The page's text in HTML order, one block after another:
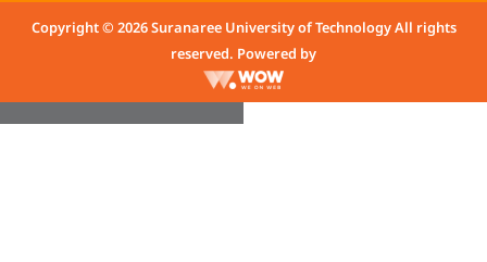
Copyright © 2026 Suranaree University of Technology All rights
reserved. Powered by